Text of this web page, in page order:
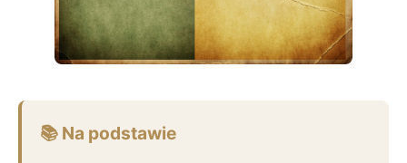
📚 Na podstawie